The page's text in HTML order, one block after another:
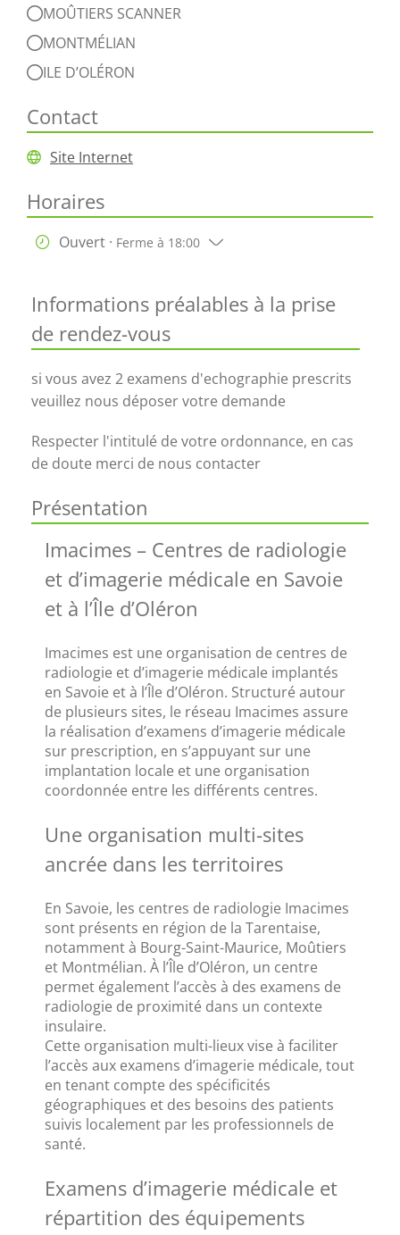
MOÛTIERS SCANNER
MONTMÉLIAN
ILE D’OLÉRON
Contact
Site Internet
Horaires
Ouvert · Ferme à 18:00
Informations préalables à la prise
de rendez-vous
si vous avez 2 examens d'echographie prescrits
veuillez nous déposer votre demande
Respecter l'intitulé de votre ordonnance, en cas
de doute merci de nous contacter
Présentation
Imacimes – Centres de radiologie
et d’imagerie médicale en Savoie
et à l’Île d’Oléron
Imacimes est une organisation de centres de
radiologie et d’imagerie médicale implantés
en Savoie et à l’Île d’Oléron. Structuré autour
de plusieurs sites, le réseau Imacimes assure
la réalisation d’examens d’imagerie médicale
sur prescription, en s’appuyant sur une
implantation locale et une organisation
coordonnée entre les différents centres.
Une organisation multi-sites
ancrée dans les territoires
En Savoie, les centres de radiologie Imacimes
sont présents en région de la Tarentaise,
notamment à Bourg-Saint-Maurice, Moûtiers
et Montmélian. À l’Île d’Oléron, un centre
permet également l’accès à des examens de
radiologie de proximité dans un contexte
insulaire.
Cette organisation multi-lieux vise à faciliter
l’accès aux examens d’imagerie médicale, tout
en tenant compte des spécificités
géographiques et des besoins des patients
suivis localement par les professionnels de
santé.
Examens d’imagerie médicale et
répartition des équipements